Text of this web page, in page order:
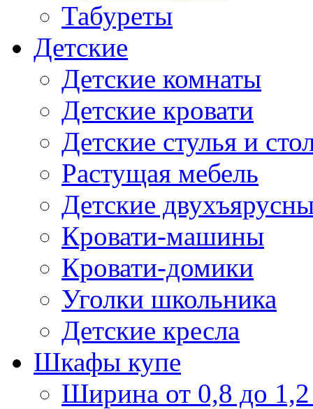
Табуреты
Детские
Детские комнаты
Детские кровати
Детские стулья и
Растущая мебель
Детские
Кровати-машины
Кровати-домики
Уголки школьника
Детские кресла
Шкафы купе
Ширина от 0,8 до